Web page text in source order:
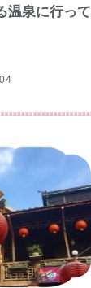
温泉に行って